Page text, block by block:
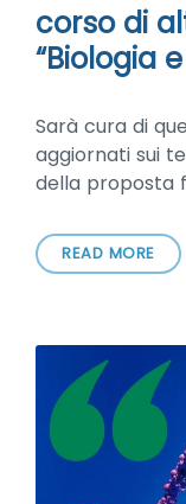
corso di
“Biologia
Sarà cura di
aggiornati sui
della proposta
READ MORE